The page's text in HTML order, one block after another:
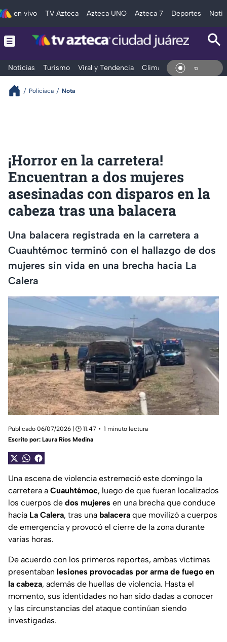
en vivo TV Azteca Azteca UNO Azteca 7 Deportes
Noticias Turismo Viral y Tendencia Clima Deportes En
Policiaca Nota
¡Horror en la carretera!
Encuentran a dos mujeres
asesinadas con disparos en la
cabeza tras una balacera
Una balacera registrada en la carretera a
Cuauhtémoc terminó con el hallazgo de dos
mujeres sin vida en una brecha hacia La
Calera
Publicado 06/07/2026 | 🕑 11:47
1 minuto lectura
Escrito por: Laura Ríos Medina
Una escena de violencia estremeció este domingo la
carretera a Cuauhtémoc, luego de que fueran localizados
los cuerpos de dos mujeres en una brecha que conduce
hacia La Calera, tras una balacera que movilizó a cuerpos
de emergencia y provocó el cierre de la zona durante
varias horas.
De acuerdo con los primeros reportes, ambas víctimas
presentaban lesiones provocadas por arma de fuego en
la cabeza, además de huellas de violencia. Hasta el
momento, sus identidades no han sido dadas a conocer
y las circunstancias del ataque continúan siendo
investigadas.